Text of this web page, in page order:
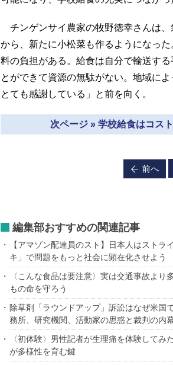
チンゲンサイ農家の牧野徳幸さんは
から、新たに小松菜も作るようになっ
料の負担がある。給食は自分で輸送す
とができて資源の無駄がない。地域に
とても感謝している」と前を向く。
次ページ » 学校給食はコス
前へ
編集部おすすめの関連記事
【アマゾン配達員のスト】日本人はスト
キ」で問題をもっと社会に顕在化させよう
〈こんな食品は要注意〉実は交通事故よ
もの命を守ろう
除草剤「ラウンドアップ」訴訟はなぜ米国
務所、研究機関、活動家の思惑と裁判の内
〈初体験〉男性記者が生理痛を体験して
が多様性を育む鍵